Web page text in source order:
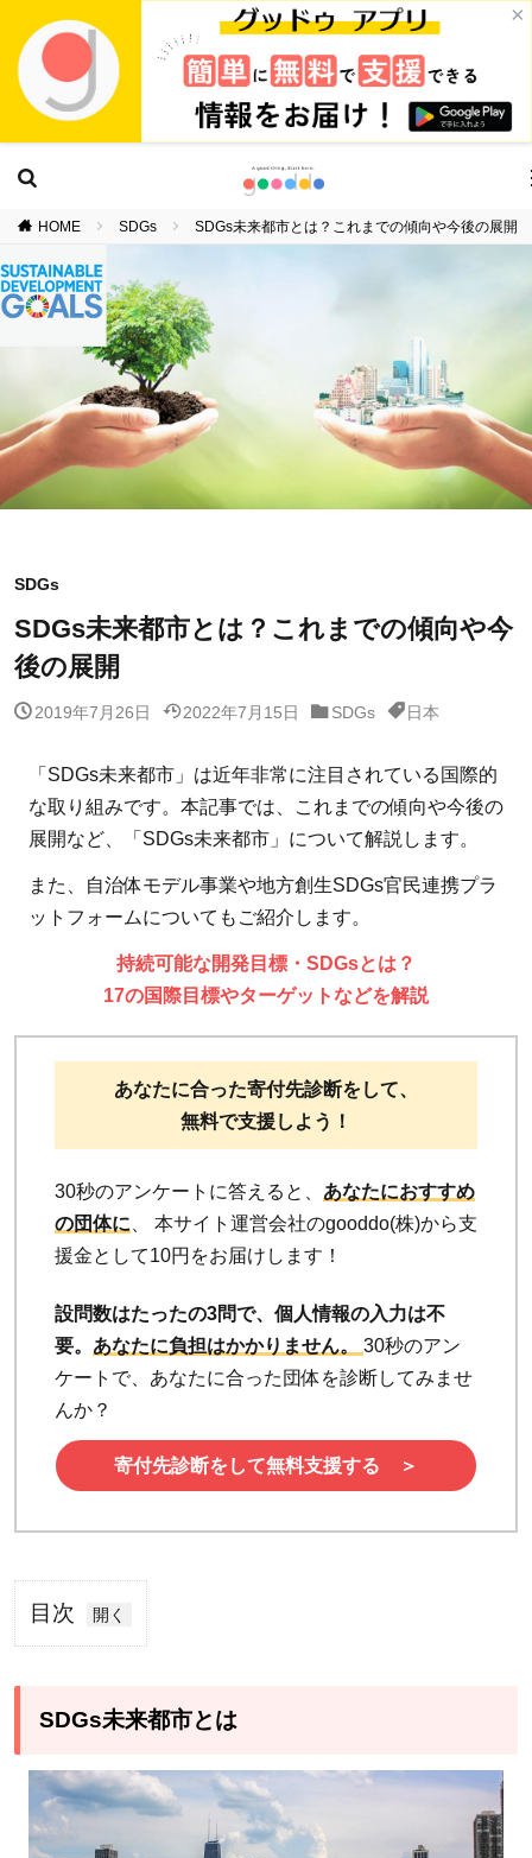
×
HOME SDGs SDGs未来都市とは？これまでの傾向や今後の展開
SDGs
SDGs未来都市とは？これまでの傾向や今
後の展開
2019年7月26日 2022年7月15日 SDGs 日本
「SDGs未来都市」は近年非常に注目されている国際的
な取り組みです。本記事では、これまでの傾向や今後の
展開など、「SDGs未来都市」について解説します。
また、自治体モデル事業や地方創生SDGs官民連携プラ
ットフォームについてもご紹介します。
持続可能な開発目標・SDGsとは？
17の国際目標やターゲットなどを解説
あなたに合った寄付先診断をして、
無料で支援しよう！
30秒のアンケートに答えると、 あなたにおすすめ
の団体に 、 本サイト運営会社のgooddo(株)から支
援金として10円をお届けします！
設問数はたったの3問で、個人情報の入力は不
要。 あなたに負担はかかりません。 30秒のアン
ケートで、あなたに合った団体を診断してみませ
んか？
寄付先診断をして無料支援する ＞
目次
1
未来
とは
2
SDGs
SDGs未来都市とは